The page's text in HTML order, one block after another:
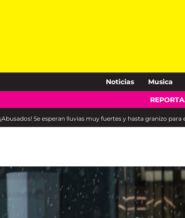
Noticias Musica
¡Abusados! Se esperan lluvias muy fuertes y hasta granizo para